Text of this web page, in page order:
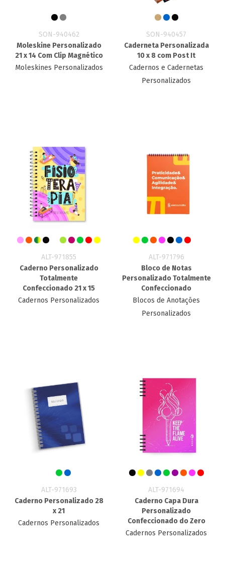
SON-940462
Moleskine Personalizado
21 x 14 Com Clip Magnético
Moleskines Personalizados
SON-940457
Caderneta Personalizada
10 x 8 com Post It
Cadernos e Cadernetas
Personalizados
ALT-971855
Caderno Personalizado
Totalmente
Confeccionado 21 x 15
Cadernos Personalizados
ALT-971796
Bloco de Notas
Personalizado Totalmente
Confeccionado
Blocos de Anotações
Personalizados
ALT-971693
Caderno Personalizado 28
x 21
Cadernos Personalizados
ALT-971694
Caderno Capa Dura
Personalizado
Confeccionado do Zero
Cadernos Personalizados